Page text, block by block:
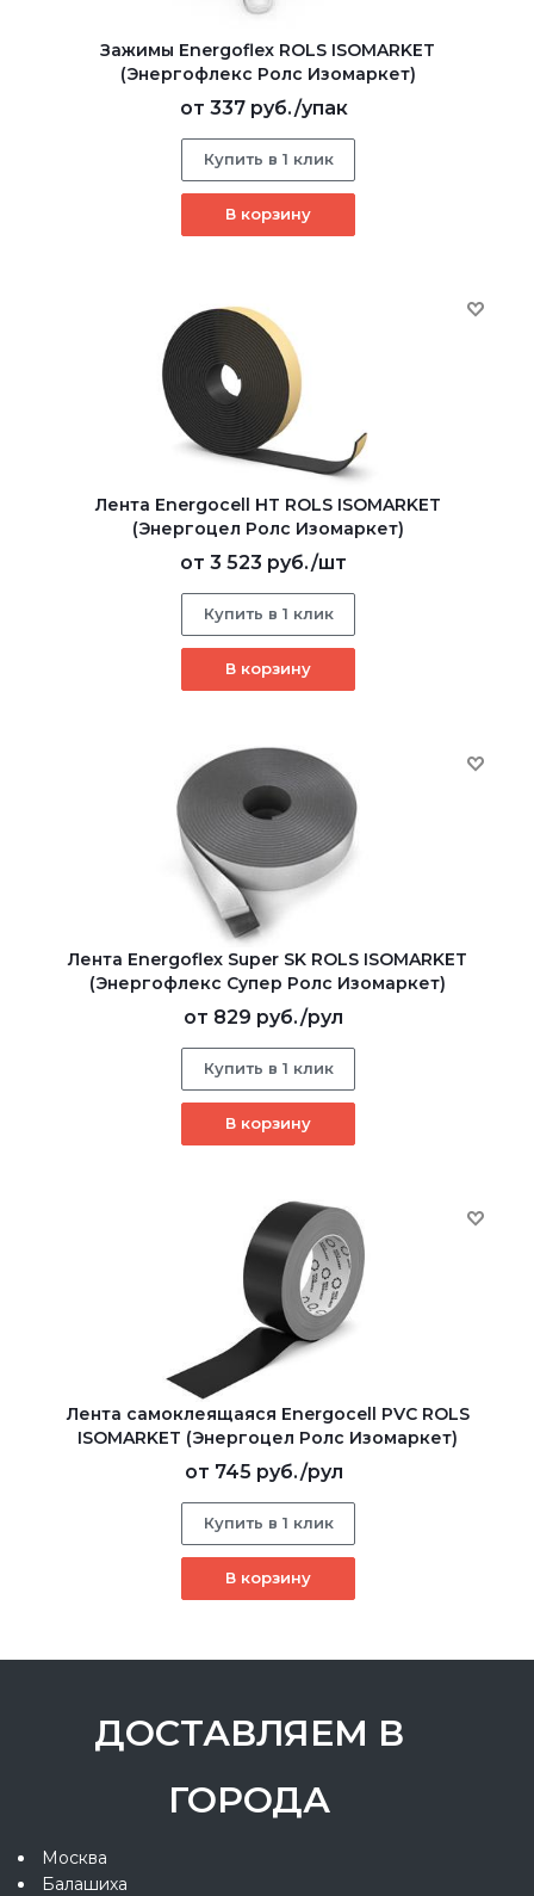
Зажимы Energoflex ROLS ISOMARKET
(Энергофлекс Ролс Изомаркет)
от 337 руб./упак
Купить в 1 клик
В корзину
Лента Energocell HT ROLS ISOMARKET
(Энергоцел Ролс Изомаркет)
от 3 523 руб./шт
Купить в 1 клик
В корзину
Лента Energoflex Super SK ROLS ISOMARKET
(Энергофлекс Супер Ролс Изомаркет)
от 829 руб./рул
Купить в 1 клик
В корзину
Лента самоклеящаяся Energocell PVC ROLS
ISOMARKET (Энергоцел Ролс Изомаркет)
от 745 руб./рул
Купить в 1 клик
В корзину
ДОСТАВЛЯЕМ В
ГОРОДА
Москва
Балашиха